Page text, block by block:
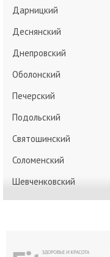
Дарницкий
Деснянский
Днепровский
Оболонский
Печерский
Подольский
Святошинский
Соломенский
Шевченковский